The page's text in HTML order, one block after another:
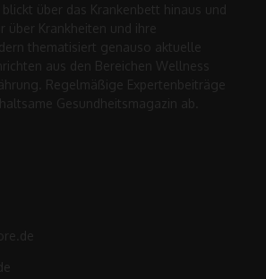
über das Krankenbett hinaus und
über Krankheiten und ihre
thematisiert genauso aktuelle
aus den Bereichen Wellness
Regelmäßige Expertenbeiträge
Gesundheitsmagazin ab.